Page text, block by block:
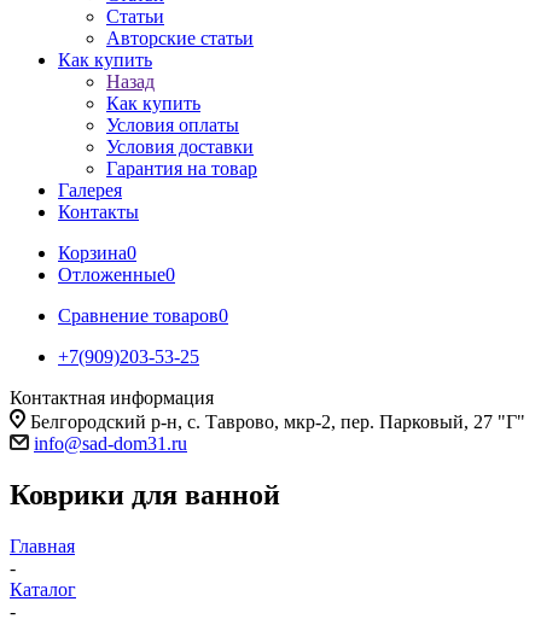
Статьи
Авторские статьи
Как купить
Назад
Как купить
Условия оплаты
Условия доставки
Гарантия на товар
Галерея
Контакты
Корзина0
Отложенные0
Сравнение товаров0
+7(909)203-53-25
Контактная информация
Белгородский р-н, с. Таврово, мкр-2, пер. Парковый, 27 "Г"
info@sad-dom31.ru
Коврики для ванной
Главная
-
Каталог
-